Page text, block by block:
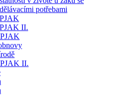
potřebami
II.
II.